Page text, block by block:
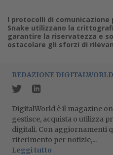
I protocolli di
Snake utilizzano la
garantire la riservatezza e
ostacolare gli sforzi di
REDAZIONE
DigitalWorld è il magazine
gestisce, acquista o utilizza
digitali. Con aggiornamenti
riferimento per notizie,...
Leggi tutto